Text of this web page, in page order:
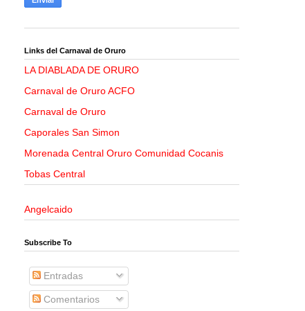
Links del Carnaval de Oruro
LA DIABLADA DE ORURO
Carnaval de Oruro ACFO
Carnaval de Oruro
Caporales San Simon
Morenada Central Oruro Comunidad Cocanis
Tobas Central
Angelcaido
Subscribe To
Entradas
Comentarios